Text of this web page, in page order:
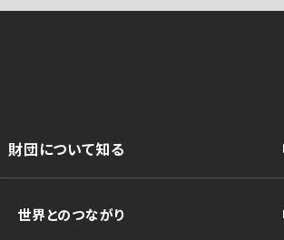
財団について知る
世界とのつながり